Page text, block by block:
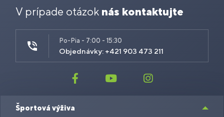
V prípade otázok nás kontaktujte
Po-Pia - 7:00 - 15:30
Objednávky: +421 903 473 211
Športová výživa